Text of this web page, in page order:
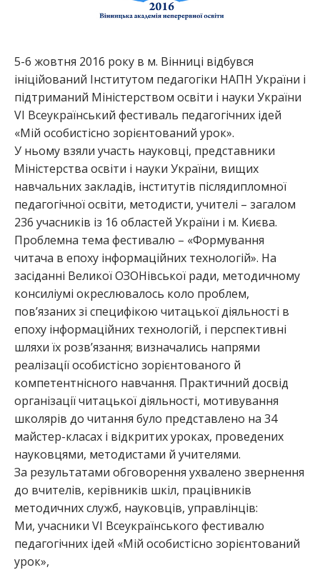
5-6 жовтня 2016 року в м. Вінниці відбувся
ініційований Інститутом педагогіки НАПН України і
підтриманий Міністерством освіти і науки України
VI Всеукраїнський фестиваль педагогічних ідей
«Мій особистісно зорієнтований урок».
У ньому взяли участь науковці, представники
Міністерства освіти і науки України, вищих
навчальних закладів, інститутів післядипломної
педагогічної освіти, методисти, учителі – загалом
236 учасників із 16 областей України і м. Києва.
Проблемна тема фестивалю – «Формування
читача в епоху інформаційних технологій». На
засіданні Великої ОЗОНівської ради, методичному
консиліумі окреслювалось коло проблем,
пов’язаних зі специфікою читацької діяльності в
епоху інформаційних технологій, і перспективні
шляхи їх розв’язання; визначались напрями
реалізації особистісно зорієнтованого й
компетентнісного навчання. Практичний досвід
організації читацької діяльності, мотивування
школярів до читання було представлено на 34
майстер-класах і відкритих уроках, проведених
науковцями, методистами й учителями.
За результатами обговорення ухвалено звернення
до вчителів, керівників шкіл, працівників
методичних служб, науковців, управлінців:
Ми, учасники VІ Всеукраїнського фестивалю
педагогічних ідей «Мій особистісно зорієнтований
урок»,